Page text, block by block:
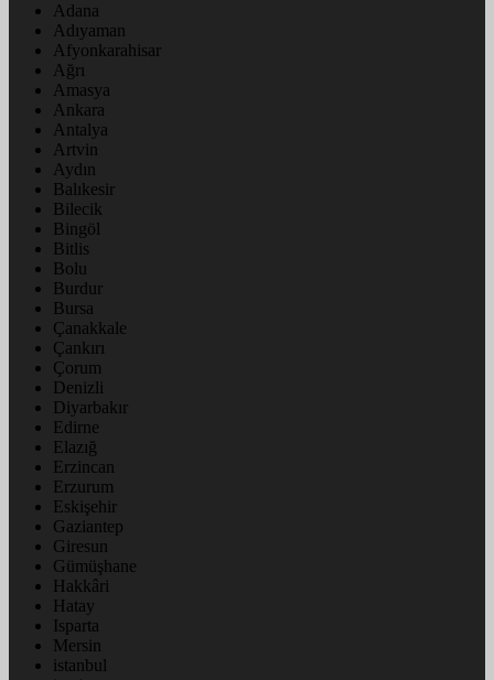
Adana
Adıyaman
Afyonkarahisar
Ağrı
Amasya
Ankara
Antalya
Artvin
Aydın
Balıkesir
Bilecik
Bingöl
Bitlis
Bolu
Burdur
Bursa
Çanakkale
Çankırı
Çorum
Denizli
Diyarbakır
Edirne
Elazığ
Erzincan
Erzurum
Eskişehir
Gaziantep
Giresun
Gümüşhane
Hakkâri
Hatay
Isparta
Mersin
istanbul